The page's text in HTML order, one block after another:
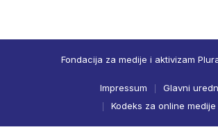
Fondacija za medije i aktivizam
Impressum
Glavni
Kodeks za online medije